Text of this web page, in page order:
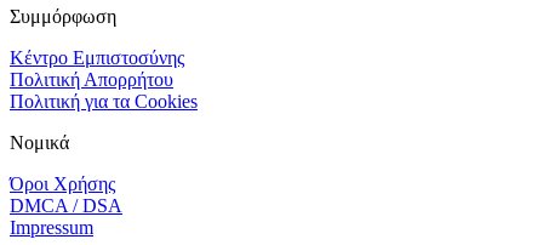
Συμμόρφωση
Κέντρο Εμπιστοσύνης
Πολιτική Απορρήτου
Πολιτική για τα Cookies
Νομικά
Όροι Χρήσης
DMCA / DSA
Impressum